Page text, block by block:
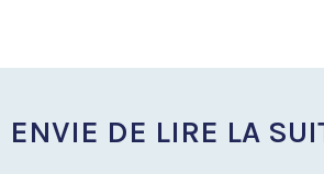
ENVIE DE LIRE LA